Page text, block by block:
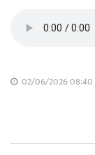
02/06/2026 08:40